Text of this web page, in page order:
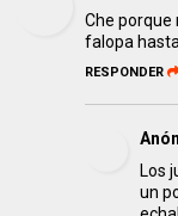
Che porque
falopa
RESPONDER
Los
un